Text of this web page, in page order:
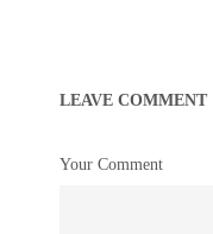
LEAVE COMMENT
Your Comment